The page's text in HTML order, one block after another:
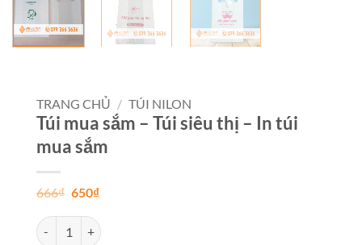
TRANG CHỦ / TÚI NILON
Túi mua sắm – Túi siêu thị – In túi
mua sắm
666₫ Giá
là:
666₫.
650₫Giá
là:
Túi mua sắm – Túi siêu thị – In túi mua sắm số lượng